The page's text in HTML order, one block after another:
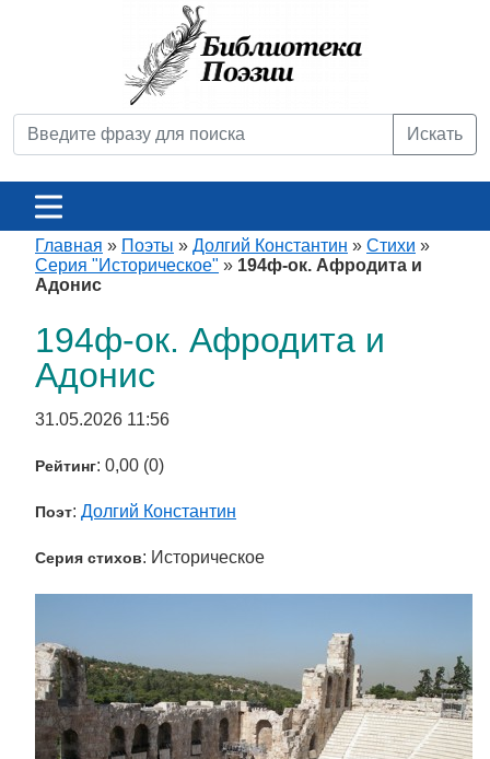
Искать
Главная » Поэты » Долгий Константин » Стихи »
Серия "Историческое" » 194ф-ок. Афродита и
Адонис
194ф-ок. Афродита и
Адонис
31.05.2026 11:56
Рейтинг: 0,00 (0)
Поэт: Долгий Константин
Серия стихов: Историческое